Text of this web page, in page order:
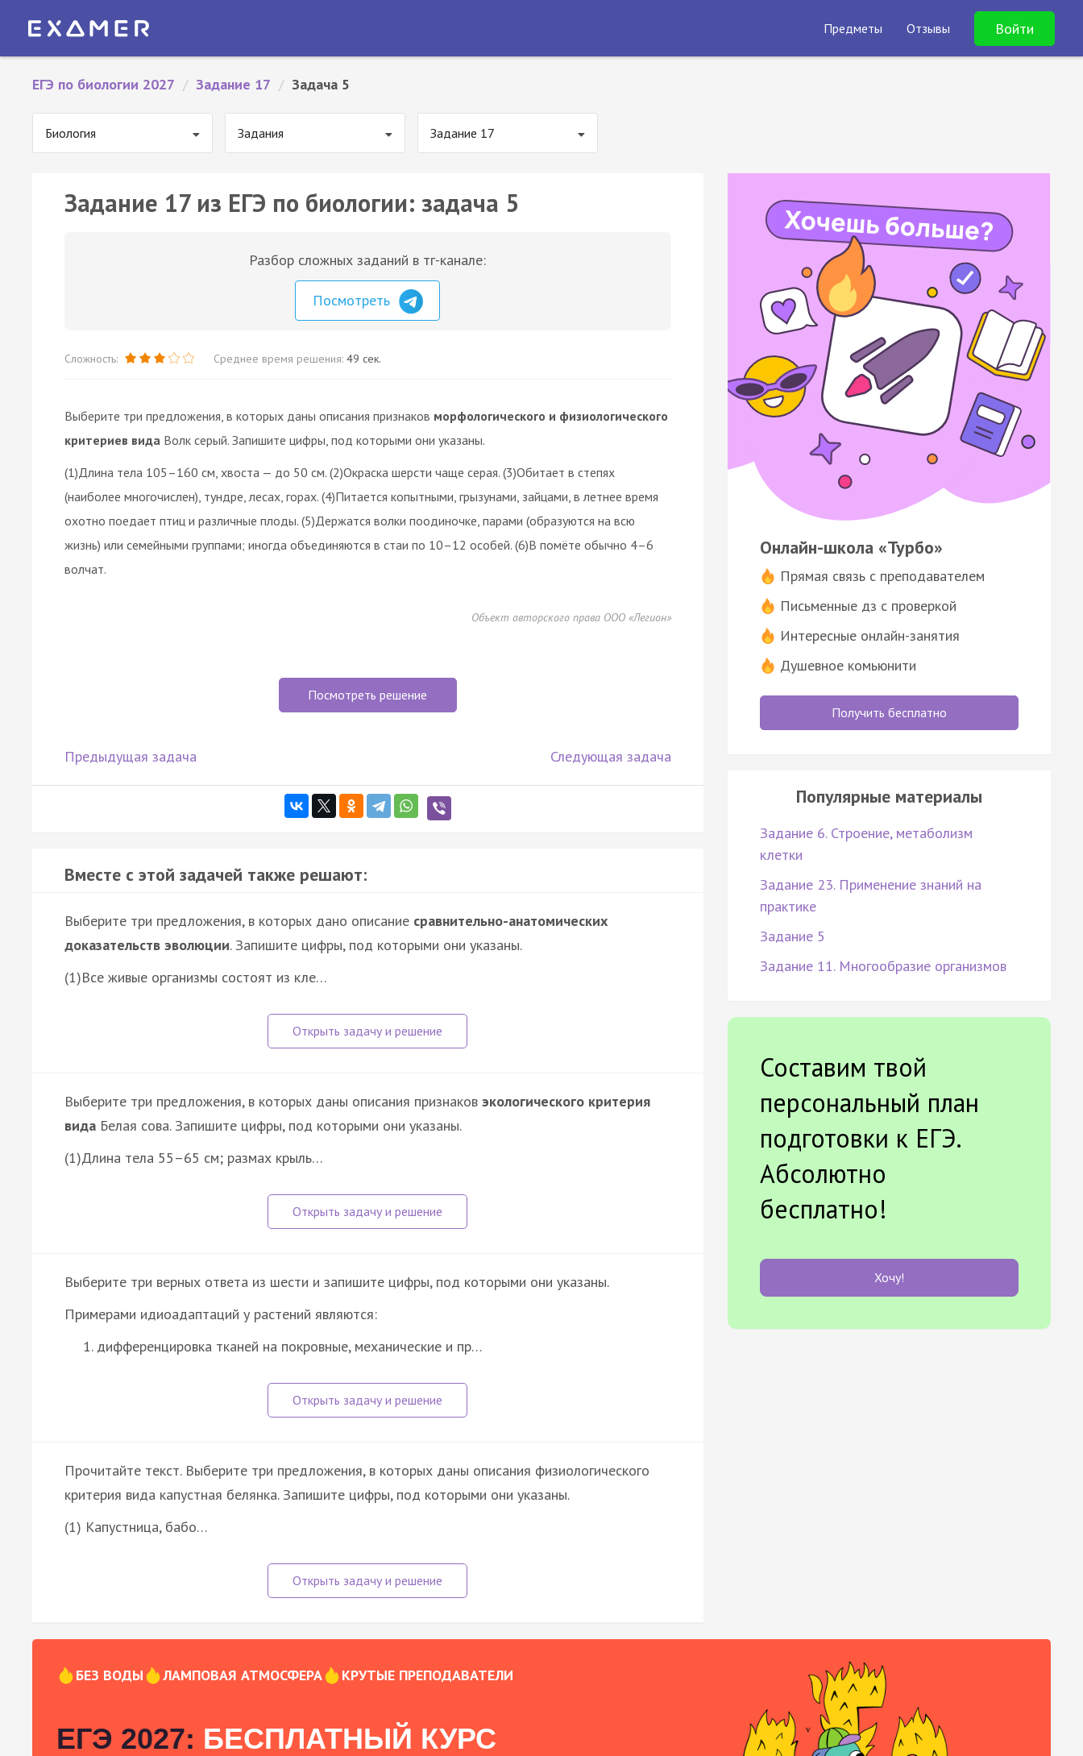
Предметы Отзывы Войти
ЕГЭ по биологии 2027 / Задание 17 / Задача 5
Биология Задания Задание 17
Задание 17 из ЕГЭ по биологии: задача 5
Разбор сложных заданий в тг-канале:
Посмотреть
Сложность: Среднее время решения: 49 сек.
Выберите три предложения, в которых даны описания признаков морфологического и физиологического
критериев вида Волк серый. Запишите цифры, под которыми они указаны.
(1)Длина тела 105–160 см, хвоста — до 50 см. (2)Окраска шерсти чаще серая. (3)Обитает в степях
(наиболее многочислен), тундре, лесах, горах. (4)Питается копытными, грызунами, зайцами, в летнее время
охотно поедает птиц и различные плоды. (5)Держатся волки поодиночке, парами (образуются на всю
жизнь) или семейными группами; иногда объединяются в стаи по 10–12 особей. (6)В помёте обычно 4–6
волчат.
Объект авторского права ООО «Легион»
Посмотреть решение
Предыдущая задача Следующая задача
Вместе с этой задачей также решают:
Выберите три предложения, в которых дано описание сравнительно-анатомических
доказательств эволюции. Запишите цифры, под которыми они указаны.
(1)Все живые организмы состоят из кле…
Выберите три предложения, в которых даны описания признаков экологического критерия
вида Белая сова. Запишите цифры, под которыми они указаны.
(1)Длина тела 55–65 см; размах крыль…
Выберите три верных ответа из шести и запишите цифры, под которыми они указаны.
Примерами идиоадаптаций у растений являются:
дифференцировка тканей на покровные, механические и пр…
Прочитайте текст. Выберите три предложения, в которых даны описания физиологического
критерия вида капустная белянка. Запишите цифры, под которыми они указаны.
(1) Капустница, бабо…
Онлайн-школа «Турбо»
Прямая связь с преподавателем
Письменные дз с проверкой
Интересные онлайн-занятия
Душевное комьюнити
Получить бесплатно
Популярные материалы
Задание 6. Строение, метаболизм
клетки
Задание 23. Применение знаний на
практике
Задание 5
Задание 11. Многообразие организмов
Составим твой
персональный план
подготовки к ЕГЭ.
Абсолютно
бесплатно!
Хочу!
БЕЗ ВОДЫ ЛАМПОВАЯ АТМОСФЕРА КРУТЫЕ ПРЕПОДАВАТЕЛИ
ЕГЭ 2027: БЕСПЛАТНЫЙ КУРС